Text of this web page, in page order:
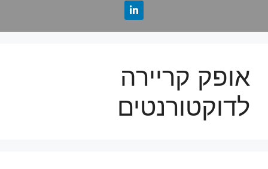
אופק קריירה
לדוקטורנטים